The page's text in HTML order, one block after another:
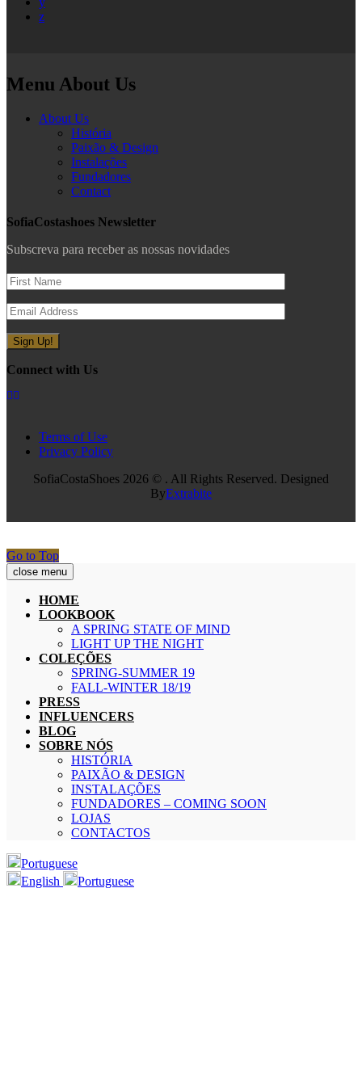
z
Menu About Us
About Us
História
Paixão & Design
Instalações
Fundadores
Contact
SofiaCostashoes Newsletter
Subscreva para receber as nossas novidades
Connect with Us
Terms of Use
Privacy Policy
SofiaCostaShoes 2026 © . All Rights Reserved. Designed
ByExtrabite
Go to Top
close menu
HOME
LOOKBOOK
A SPRING STATE OF MIND
LIGHT UP THE NIGHT
COLEÇÕES
SPRING-SUMMER 19
FALL-WINTER 18/19
PRESS
INFLUENCERS
BLOG
SOBRE NÓS
HISTÓRIA
PAIXÃO & DESIGN
INSTALAÇÕES
FUNDADORES – COMING SOON
LOJAS
CONTACTOS
Portuguese
English
Portuguese